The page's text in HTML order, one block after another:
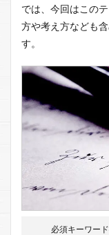
では、今回はこの
方や考え方なども
す。
必須キーワー